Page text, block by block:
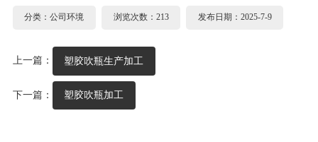
分类：公司环境 浏览次数：213 发布日期：2025-7-9
上一篇： 塑胶吹瓶生产加工
下一篇： 塑胶吹瓶加工